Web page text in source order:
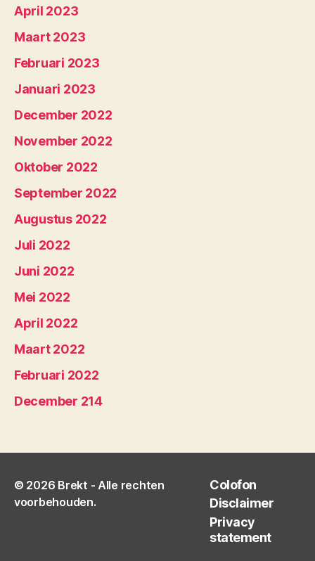
April 2023
Maart 2023
Februari 2023
Januari 2023
December 2022
November 2022
Oktober 2022
September 2022
Augustus 2022
Juli 2022
Juni 2022
Mei 2022
April 2022
Maart 2022
Februari 2022
December 214
© 2026 Brekt - Alle rechten
voorbehouden.
Colofon
Disclaimer
Privacy
statement